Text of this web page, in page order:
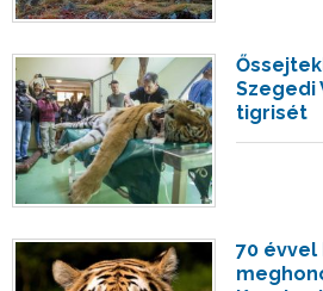
Szegedi
tigrisét
70